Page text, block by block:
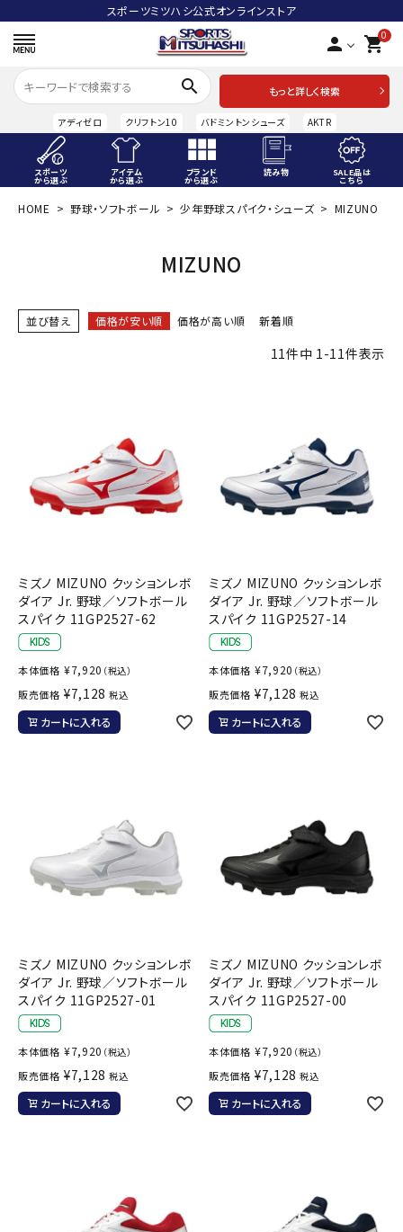
スポーツミツハシ公式オンラインストア
person 0
shopping_cart
search
もっと詳しく検索
アディゼロ クリフトン10 バドミントンシューズ AKTR
スポーツ
から選ぶ
アイテム
から選ぶ
ブランド
から選ぶ
読み物 SALE品は
こちら
ACCOUNT MENU
person
スポーツから選ぶ
SALE品はこちら
INFORMATIOM
お問い合わせ
メルマガ登録
特定商取引法
プライバシーポリシー
HOME 野球・ソフトボール 少年野球スパイク・シューズ MIZUNO
MIZUNO
並び替え 価格が安い順 価格が高い順 新着順
11件中 1-11件表示
ミズノ MIZUNO クッションレボ
ダイア Jr. 野球／ソフトボール
スパイク 11GP2527-62
本体価格 ¥7,920 （税込）
販売価格 ¥7,128 税込
カートに入れる
ミズノ MIZUNO クッションレボ
ダイア Jr. 野球／ソフトボール
スパイク 11GP2527-14
本体価格 ¥7,920 （税込）
販売価格 ¥7,128 税込
カートに入れる
ミズノ MIZUNO クッションレボ
ダイア Jr. 野球／ソフトボール
スパイク 11GP2527-01
本体価格 ¥7,920 （税込）
販売価格 ¥7,128 税込
カートに入れる
ミズノ MIZUNO クッションレボ
ダイア Jr. 野球／ソフトボール
スパイク 11GP2527-00
本体価格 ¥7,920 （税込）
販売価格 ¥7,128 税込
カートに入れる